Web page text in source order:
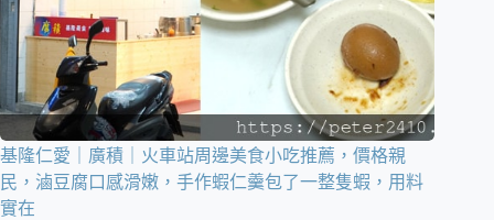
基隆仁愛｜廣積｜火車站周邊美食小吃推薦，價格親
民，滷豆腐口感滑嫩，手作蝦仁羹包了一整隻蝦，用料
實在